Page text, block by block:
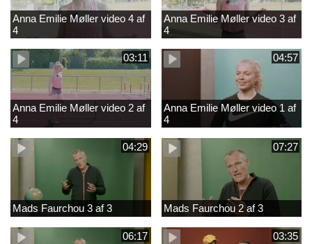
Anna Emilie Møller video 4 af
4
Anna Emilie Møller video 3 af
4
03:11
Anna Emilie Møller video 2 af
4
04:57
Anna Emilie Møller video 1 af
4
04:29
Mads Faurchou 3 af 3
07:27
Mads Faurchou 2 af 3
06:17 03:35